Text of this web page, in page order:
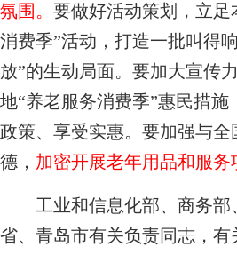
氛围。 要做好活动策划，立
消费季”活动，打造一批叫得
放”的生动局面。要加大宣传
地“养老服务消费季”惠民措
政策、享受实惠。要加强与
德， 加密开展老年用品和服务
工业和信息化部、商务部
省、青岛市有关负责同志，